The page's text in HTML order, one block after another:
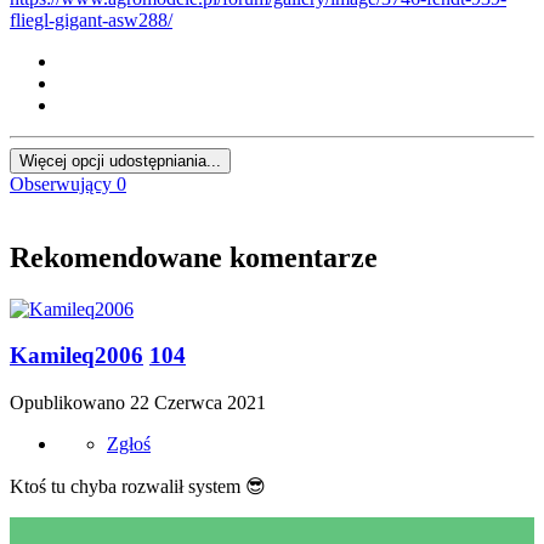
fliegl-gigant-asw288/
Więcej opcji udostępniania...
Obserwujący 0
Rekomendowane komentarze
Kamileq2006 104
Opublikowano 22 Czerwca 2021
Zgłoś
Ktoś tu chyba rozwalił system 😎